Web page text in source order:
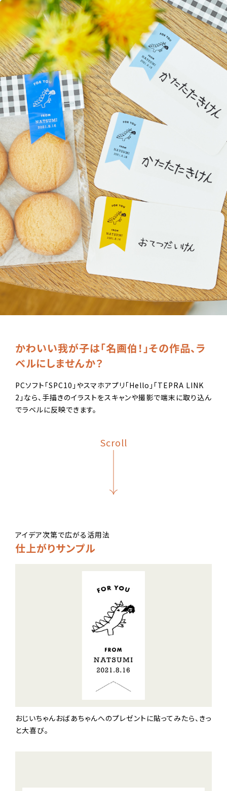
かわいい我が子は「名画伯！」その作品、ラ
ベルにしませんか？
PCソフト「SPC10」やスマホアプリ「Hello」「TEPRA LINK
2」なら、手描きのイラストをスキャンや撮影で端末に取り込ん
でラベルに反映できます。
Scroll
アイデア次第で広がる活用法
仕上がりサンプル
おじいちゃんおばあちゃんへのプレゼントに貼ってみたら、きっ
と大喜び。